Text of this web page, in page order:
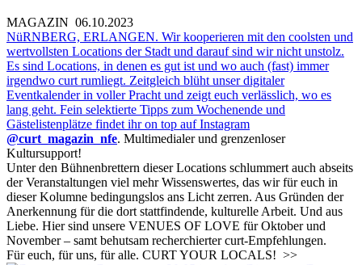
MAGAZIN 06.10.2023
NüRNBERG, ERLANGEN. Wir kooperieren mit den coolsten und
wertvollsten Locations der Stadt und darauf sind wir nicht unstolz.
Es sind Locations, in denen es gut ist und wo auch (fast) immer
irgendwo curt rumliegt. Zeitgleich blüht unser digitaler
Eventkalender in voller Pracht und zeigt euch verlässlich, wo es
lang geht. Fein selektierte Tipps zum Wochenende und
Gästelistenplätze findet ihr on top auf Instagram
@curt_magazin_nfe. Multimedialer und grenzenloser
Kultursupport!
Unter den Bühnenbrettern dieser Locations schlummert auch abseits
der Veranstaltungen viel mehr Wissenswertes, das wir für euch in
dieser Kolumne bedingungslos ans Licht zerren. Aus Gründen der
Anerkennung für die dort stattfindende, kulturelle Arbeit. Und aus
Liebe. Hier sind unsere VENUES OF LOVE für Oktober und
November – samt behutsam recherchierter curt-Empfehlungen.
Für euch, für uns, für alle. CURT YOUR LOCALS! >>